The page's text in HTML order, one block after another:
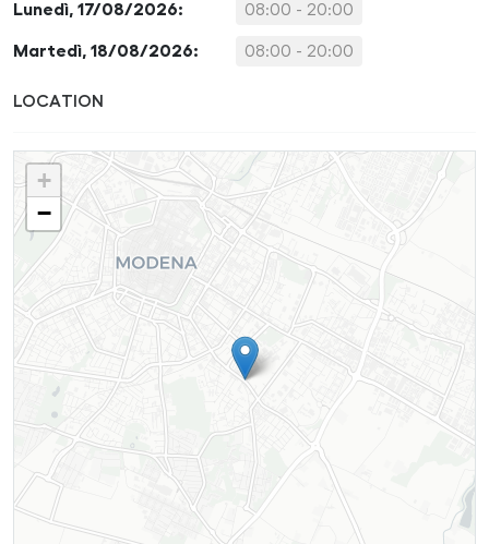
Lunedì, 17/08/2026: 08:00 - 20:00
Martedì, 18/08/2026: 08:00 - 20:00
LOCATION
+
−